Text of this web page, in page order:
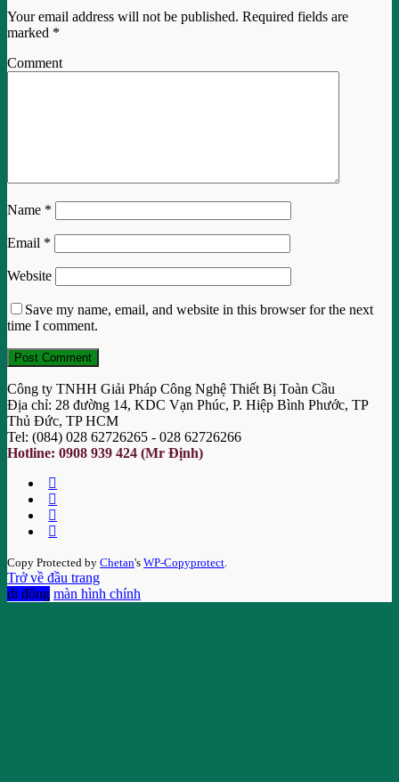
Your email address will not be published. Required fields are
marked *
Comment
Name *
Email *
Website
Save my name, email, and website in this browser for the next
time I comment.
Công ty TNHH Giải Pháp Công Nghệ Thiết Bị Toàn Cầu
Địa chỉ: 28 đường 14, KDC Vạn Phúc, P. Hiệp Bình Phước, TP
Thủ Đức, TP HCM
Tel: (084) 028 62726265 - 028 62726266
Hotline: 0908 939 424 (Mr Định)
Copy Protected by Chetan's WP-Copyprotect.
Trở về đầu trang
di động màn hình chính